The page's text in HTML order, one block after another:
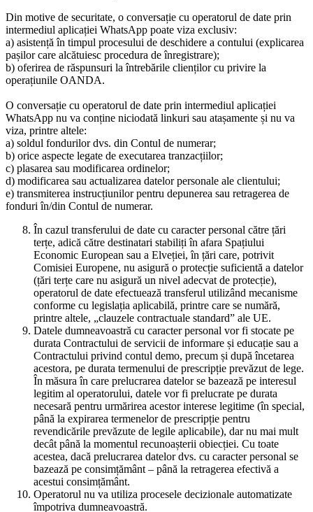
Din motive de securitate, o conversație cu operatorul de date prin
intermediul aplicației WhatsApp poate viza exclusiv:
a) asistență în timpul procesului de deschidere a contului (explicarea
pașilor care alcătuiesc procedura de înregistrare);
b) oferirea de răspunsuri la întrebările clienților cu privire la
operațiunile OANDA.
O conversație cu operatorul de date prin intermediul aplicației
WhatsApp nu va conține niciodată linkuri sau atașamente și nu va
viza, printre altele:
a) soldul fondurilor dvs. din Contul de numerar;
b) orice aspecte legate de executarea tranzacțiilor;
c) plasarea sau modificarea ordinelor;
d) modificarea sau actualizarea datelor personale ale clientului;
e) transmiterea instrucțiunilor pentru depunerea sau retragerea de
fonduri în/din Contul de numerar.
În cazul transferului de date cu caracter personal către țări
terțe, adică către destinatari stabiliți în afara Spațiului
Economic European sau a Elveției, în țări care, potrivit
Comisiei Europene, nu asigură o protecție suficientă a datelor
(țări terțe care nu asigură un nivel adecvat de protecție),
operatorul de date efectuează transferul utilizând mecanisme
conforme cu legislația aplicabilă, printre care se numără,
printre altele, „clauzele contractuale standard” ale UE.
Datele dumneavoastră cu caracter personal vor fi stocate pe
durata Contractului de servicii de informare și educație sau a
Contractului privind contul demo, precum și după încetarea
acestora, pe durata termenului de prescripție prevăzut de lege.
În măsura în care prelucrarea datelor se bazează pe interesul
legitim al operatorului, datele vor fi prelucrate pe durata
necesară pentru urmărirea acestor interese legitime (în special,
până la expirarea termenelor de prescripție pentru
revendicările prevăzute de legile aplicabile), dar nu mai mult
decât până la momentul recunoașterii obiecției. Cu toate
acestea, dacă prelucrarea datelor dvs. cu caracter personal se
bazează pe consimțământ – până la retragerea efectivă a
acestui consimțământ.
Operatorul nu va utiliza procesele decizionale automatizate
împotriva dumneavoastră.